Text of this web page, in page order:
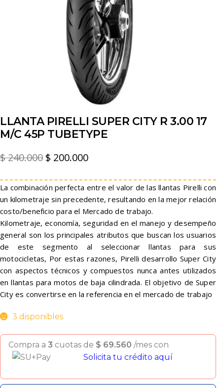
LLANTA PIRELLI SUPER CITY R 3.00 17
M/C 45P TUBETYPE
$240.000 El
original
era:
$ 240.000.
$ 200.000El
actual
es:
$ 200.000.
La combinación perfecta entre el valor de las llantas Pirelli con
un kilometraje sin precedente, resultando en la mejor relación
costo/beneficio para el Mercado de trabajo.
Kilometraje, economía, seguridad en el manejo y desempeño
general son los principales atributos que buscan los usuarios
de este segmento al seleccionar llantas para sus
motocicletas, Por estas razones, Pirelli desarrollo Super City
con aspectos técnicos y compuestos nunca antes utilizados
en llantas para motos de baja cilindrada. El objetivo de Super
City es convertirse en la referencia en el mercado de trabajo
3 disponibles
Compra a 3 cuotas de $ 69.560 /mes con
Solicita tu crédito aquí